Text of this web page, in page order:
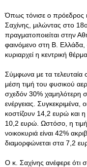
Όπως τόνισε ο πρόεδρος
Σαχίνης, μιλώντας στο
πραγματοποιείται στην
φαινόμενο στη Β.
κυριαρχεί η κεντρική
Σύμφωνα με τα τελευταία
μέση τιμή του φυσικού
σχεδόν 30% χαμηλότερη
ενέργειας. Συγκεκριμένα,
κοστίζουν 14,2 ευρώ και
10,2 ευρώ. Ωστόσο, η
νοικοκυριά είναι 42%
διαμορφώνεται στα 7,2
Ο κ. Σαχίνης ανέφερε ότι